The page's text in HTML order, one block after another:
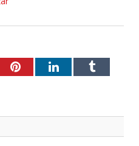
PinterestLinkedInTumblr